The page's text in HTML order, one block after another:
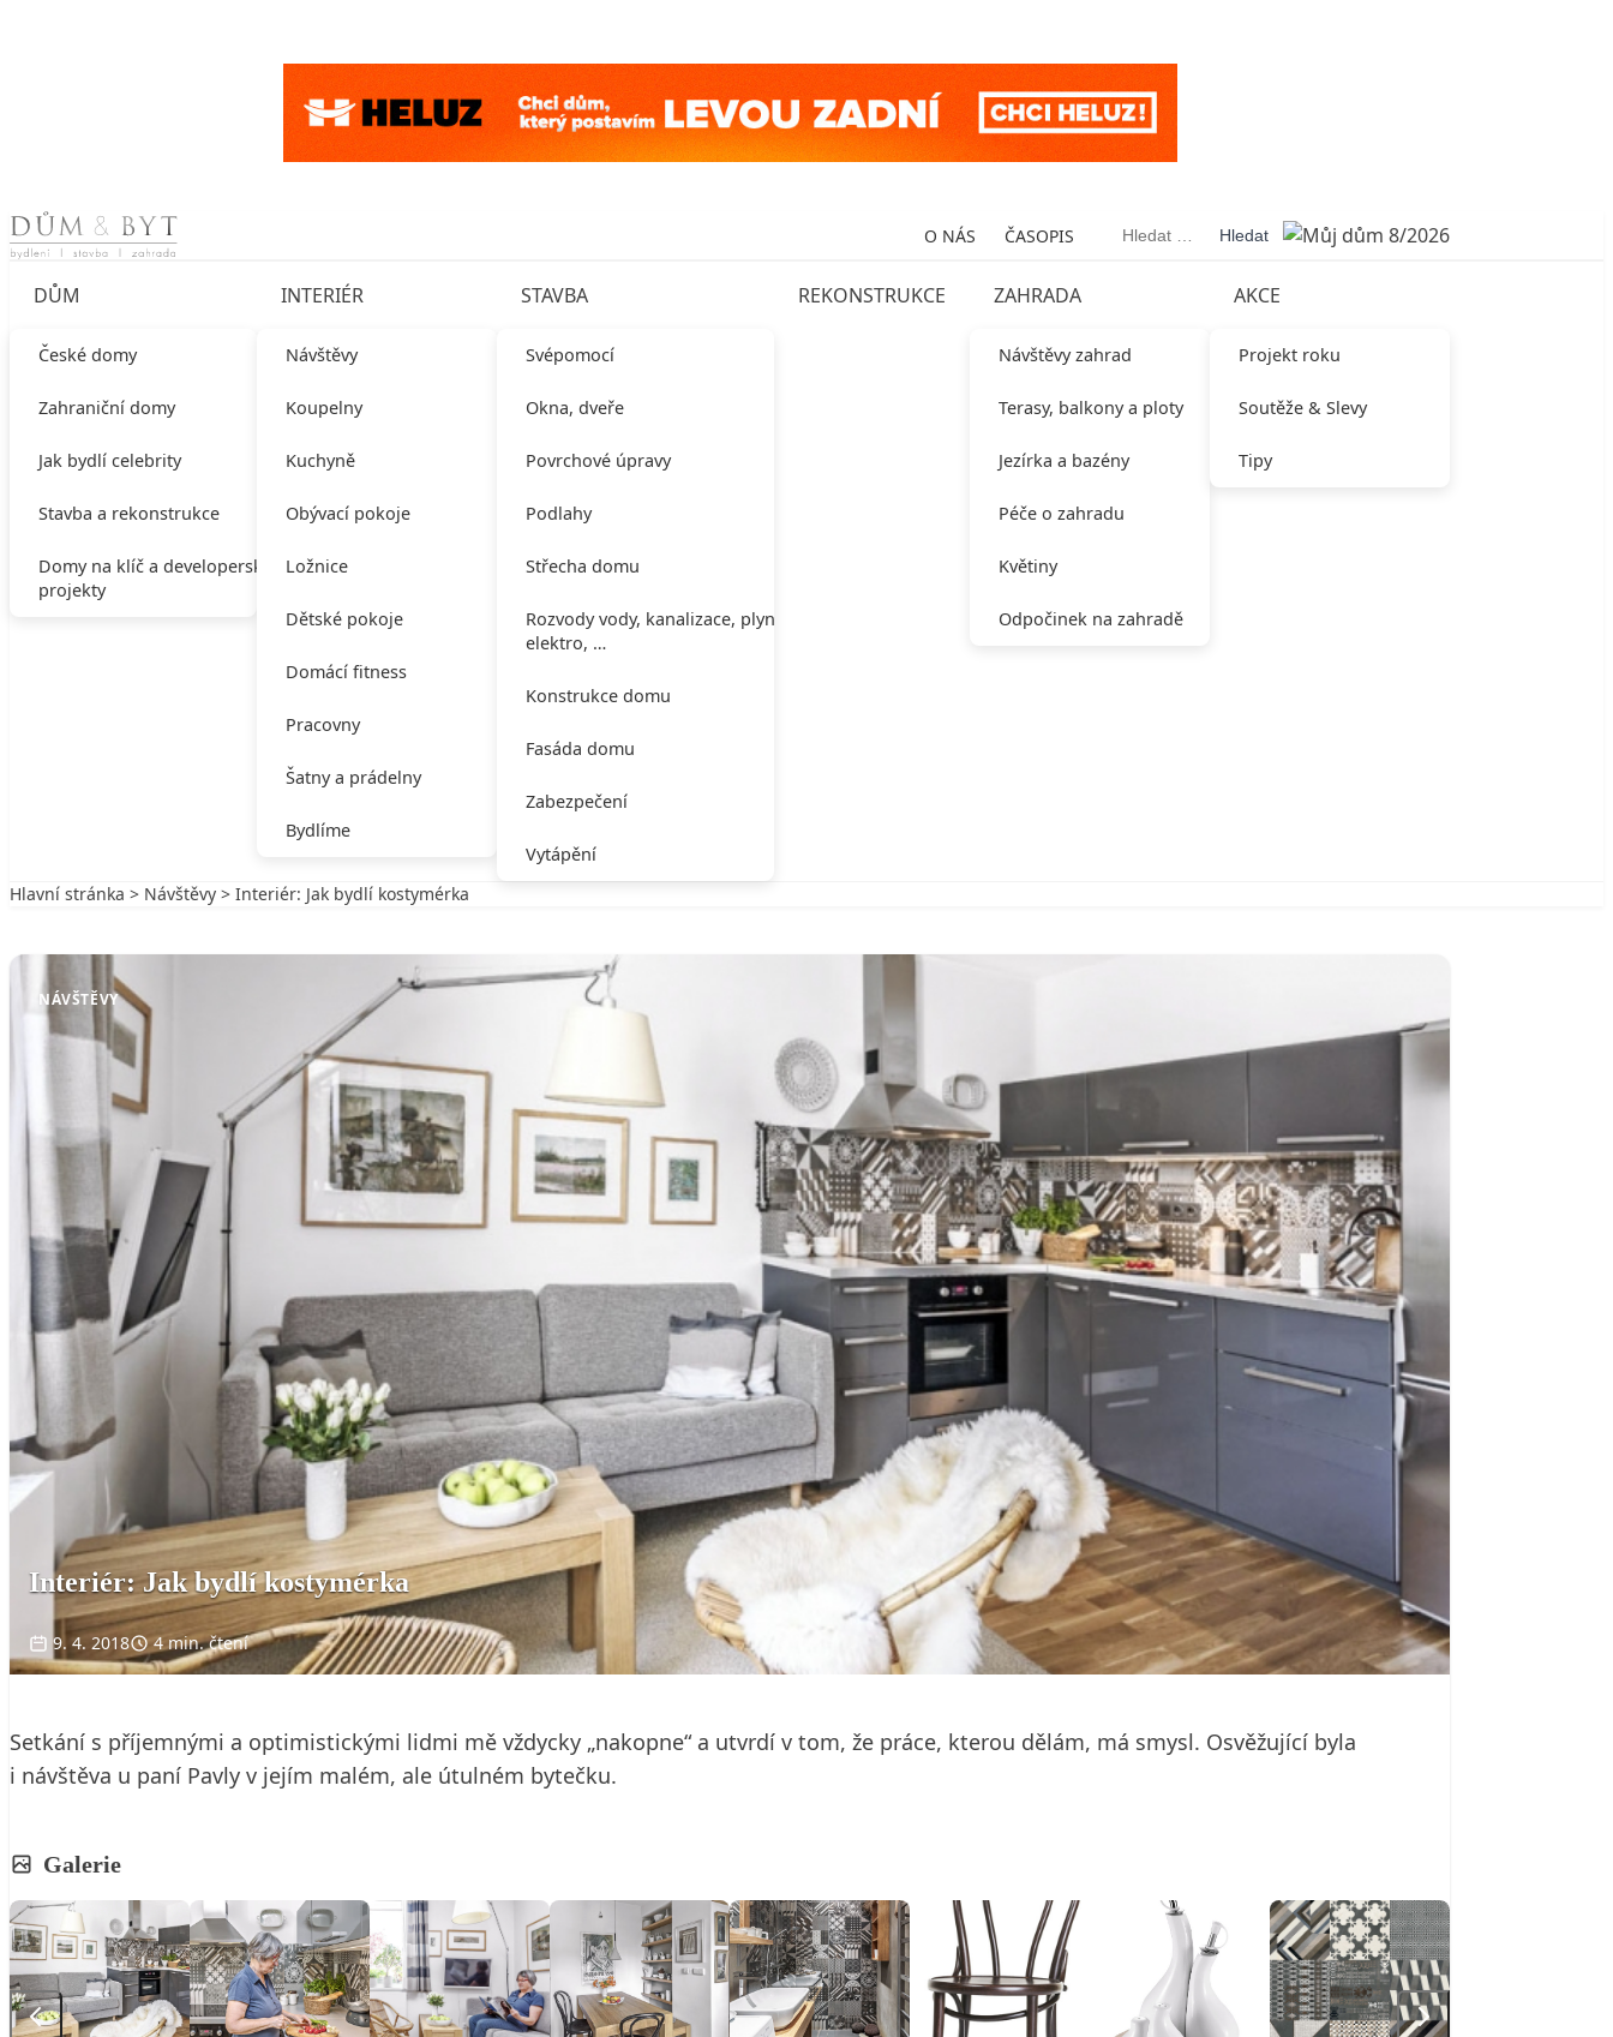
Skip to content O NÁS ČASOPIS Vyhledávání
DŮM
České domy
Zahraniční domy
Jak bydlí celebrity
Stavba a rekonstrukce
Domy na klíč a developerské
projekty
INTERIÉR
Návštěvy
Koupelny
Kuchyně
Obývací pokoje
Ložnice
Dětské pokoje
Domácí fitness
Pracovny
Šatny a prádelny
Bydlíme
STAVBA
Svépomocí
Okna, dveře
Povrchové úpravy
Podlahy
Střecha domu
Rozvody vody, kanalizace, plynu,
elektro, …
Konstrukce domu
Fasáda domu
Zabezpečení
Vytápění
REKONSTRUKCE ZAHRADA
Návštěvy zahrad
Terasy, balkony a ploty
Jezírka a bazény
Péče o zahradu
Květiny
Odpočinek na zahradě
AKCE
Projekt roku
Soutěže & Slevy
Tipy
Hlavní stránka > Návštěvy > Interiér: Jak bydlí kostymérka
NÁVŠTĚVY
Interiér: Jak bydlí kostymérka
9. 4. 2018 4 min. čtení
Setkání s příjemnými a optimistickými lidmi mě vždycky „nakopne“ a utvrdí v tom, že práce, kterou dělám, má smysl. Osvěžující byla
i návštěva u paní Pavly v jejím malém, ale útulném bytečku.
Galerie